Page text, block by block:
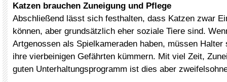
Katzen brauchen Zuneigung und Pflege
Abschließend lässt sich festhalten, dass Katzen zwar
können, aber grundsätzlich eher soziale Tiere sind.
Artgenossen als Spielkameraden haben, müssen Halter
ihre vierbeinigen Gefährten kümmern. Mit viel Zeit,
guten Unterhaltungsprogramm ist dies aber